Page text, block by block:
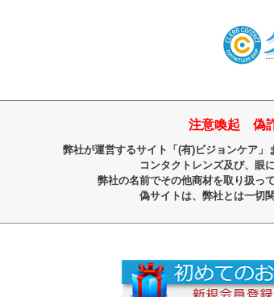
注意喚起 偽
弊社が運営するサイト「(有)ビジョンケア
コンタクトレンズ及び、眼
弊社の名前でその他商材を取り扱っ
偽サイトは、弊社とは一切